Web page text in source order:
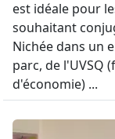
est idéale pour
souhaitant
Nichée dans un
parc, de l'UVSQ
d'économie) ...